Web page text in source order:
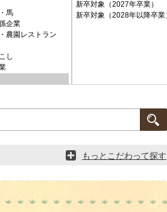
もっとこだわって探す